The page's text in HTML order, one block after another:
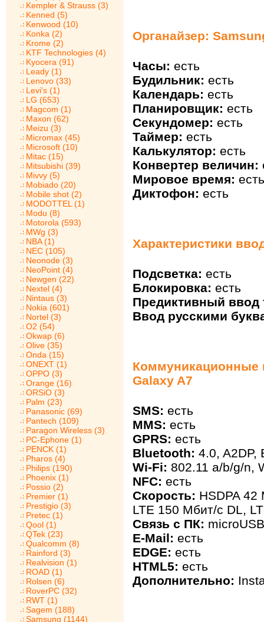
Kempler & Strauss (3)
Kenned (5)
Kenwood (10)
Konka (2)
Krome (2)
KTF Technologies (4)
Kyocera (91)
Leady (1)
Lenovo (33)
Levi's (1)
LG (653)
Magcom (1)
Maxon (62)
Meizu (3)
Micromax (45)
Microsoft (10)
Mitac (15)
Mitsubishi (39)
Mivvy (5)
Mobiado (20)
Mobile shot (2)
MODOTTEL (1)
Modu (8)
Motorola (593)
MWg (3)
NBA (1)
NEC (105)
Neonode (3)
NeoPoint (4)
Newgen (22)
Nextel (4)
Nintaus (3)
Nokia (601)
Nortel (3)
O2 (54)
Okwap (6)
Olive (35)
Onda (15)
ONEXT (1)
OPPO (3)
Orange (16)
ORSiO (3)
Palm (23)
Panasonic (69)
Pantech (109)
Paragon Wireless (3)
PC-Ephone (1)
PENCK (1)
Pharos (4)
Philips (190)
Phoenix (1)
Possio (2)
Premier (1)
Prestigio (3)
Pretec (1)
Qool (1)
QTek (23)
Qualcomm (8)
Rainford (3)
Realvision (1)
ROAD (1)
Rolsen (6)
RoverPC (32)
RWT (1)
Sagem (188)
Samsung (1144)
Органайзер:
Часы: есть
Будильник: есть
Календарь: есть
Планировщик: есть
Секундомер: есть
Таймер: есть
Калькулятор: есть
Конвертер величин:
Мировое время: есть
Диктофон: есть
Характеристики
Подсветка: есть
Блокировка: есть
Предиктивный ввод
Ввод русскими
Коммуникационные
Galaxy A7
SMS: есть
MMS: есть
GPRS: есть
Bluetooth: 4.0, A2DP,
Wi-Fi: 802.11 a/b/g/n,
NFC: есть
Скорость: HSDPA 42
LTE 150 Мбит/с DL,
Связь с ПК:
E-Mail: есть
EDGE: есть
HTML5: есть
Дополнительно: